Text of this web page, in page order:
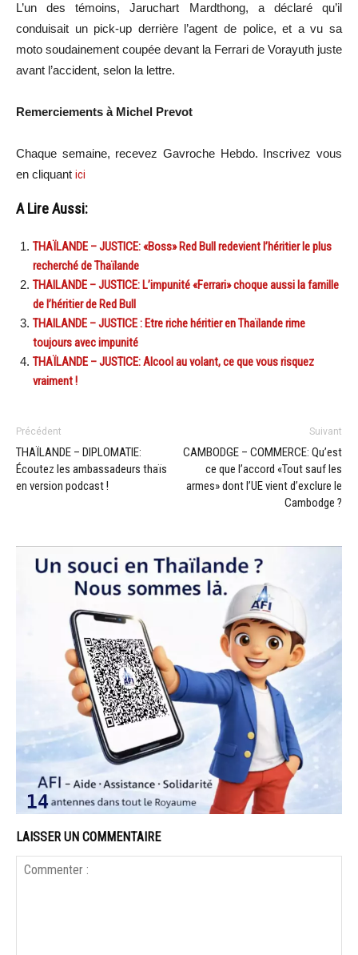
L’un des témoins, Jaruchart Mardthong, a déclaré qu’il
conduisait un pick-up derrière l’agent de police, et a vu sa
moto soudainement coupée devant la Ferrari de Vorayuth juste
avant l’accident, selon la lettre.
Remerciements à Michel Prevot
Chaque semaine, recevez Gavroche Hebdo. Inscrivez vous
en cliquant ici
A Lire Aussi:
THAÏLANDE – JUSTICE: «Boss» Red Bull redevient l’héritier le plus
recherché de Thaïlande
THAILANDE – JUSTICE: L’impunité «Ferrari» choque aussi la famille
de l’héritier de Red Bull
THAILANDE – JUSTICE : Etre riche héritier en Thaïlande rime
toujours avec impunité
THAÏLANDE – JUSTICE: Alcool au volant, ce que vous risquez
vraiment !
Précédent
THAÏLANDE – DIPLOMATIE:
Écoutez les ambassadeurs thaïs
en version podcast !
Suivant
CAMBODGE – COMMERCE: Qu’est
ce que l’accord «Tout sauf les
armes» dont l’UE vient d’exclure le
Cambodge ?
LAISSER UN COMMENTAIRE